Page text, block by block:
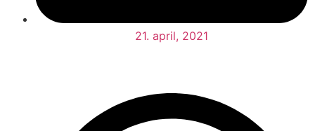
21. april, 2021